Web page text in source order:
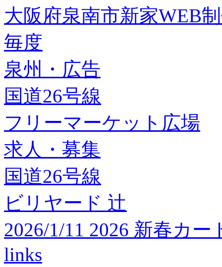
大阪府泉南市新家WEB
毎度
泉州・広告
国道26号線
フリーマーケット広場
求人・募集
国道26号線
ビリヤード 辻
2026/1/11 2026 新春カ
links